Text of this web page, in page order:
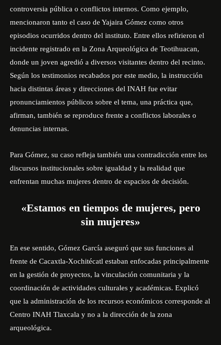
controversia pública o conflictos internos. Como ejemplo,
mencionaron tanto el caso de Yajaira Gómez como otros
episodios ocurridos dentro del instituto. Entre ellos refirieron el
incidente registrado en la Zona Arqueológica de Teotihuacan,
donde un joven agredió a diversos visitantes dentro del recinto.
Según los testimonios recabados por este medio, la instrucción
hacia distintas áreas y direcciones del INAH fue evitar
pronunciamientos públicos sobre el tema, una práctica que,
afirman, también se reproduce frente a conflictos laborales o
denuncias internas.
Para Gómez, su caso refleja también una contradicción entre los
discursos institucionales sobre igualdad y la realidad que
enfrentan muchas mujeres dentro de espacios de decisión.
«Estamos en tiempos de mujeres, pero
sin mujeres»
En ese sentido, Gómez García aseguró que sus funciones al
frente de Cacaxtla-Xochitécatl estaban enfocadas principalmente
en la gestión de proyectos, la vinculación comunitaria y la
coordinación de actividades culturales y académicas. Explicó
que la administración de los recursos económicos corresponde al
Centro INAH Tlaxcala y no a la dirección de la zona
arqueológica.